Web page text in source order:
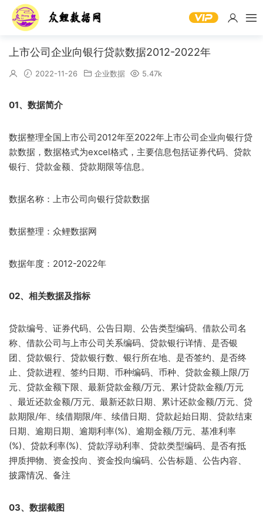
上市公司企业向银行贷款数据2012-2022年
2022-11-26 企业数据 5.47k
01、数据简介
数据整理全国上市公司2012年至2022年上市公司企业向银行贷
款数据，数据格式为excel格式，主要信息包括证券代码、贷款
银行、贷款金额、贷款期限等信息。
数据名称：上市公司向银行贷款数据
数据整理：众鲤数据网
数据年度：2012-2022年
02、相关数据及指标
贷款编号、证券代码、公告日期、公告类型编码、借款公司名
称、借款公司与上市公司关系编码、贷款银行详情、是否银
团、贷款银行、贷款银行数、银行所在地、是否签约、是否终
止、贷款进程、签约日期、币种编码、币种、贷款金额上限/万
元、贷款金额下限、最新贷款金额/万元、累计贷款金额/万元
、最近还款金额/万元、最新还款日期、累计还款金额/万元、贷
款期限/年、续借期限/年、续借日期、贷款起始日期、贷款结束
日期、逾期日期、逾期利率(%)、逾期金额/万元、基准利率
(%)、贷款利率(%)、贷款浮动利率、贷款类型编码、是否有抵
押质押物、资金投向、资金投向编码、公告标题、公告内容、
披露情况、备注
03、数据截图